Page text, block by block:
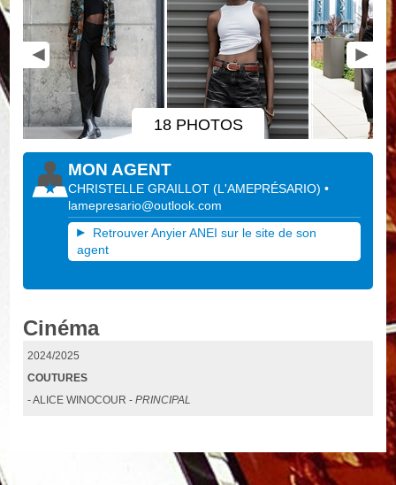
18 PHOTOS
MON AGENT
CHRISTELLE GRAILLOT (L'AMEPRÉSARIO)•
lamepresario@outlook.com
Retrouver Anyier ANEI sur le site de son
agent
Cinéma
2024/2025
COUTURES
- ALICE WINOCOUR -PRINCIPAL